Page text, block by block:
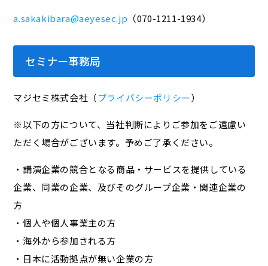
a.sakakibara@aeyesec.jp （070-1211-1934）
セミナー事務局
マジセミ株式会社（プライバシーポリシー）
※以下の方について、当社判断によりご参加をご遠慮い
ただく場合がございます。予めご了承ください。
・講演企業の競合となる商品・サービスを提供している
企業、同業の企業、及びそのグループ企業・関連企業の
方
・個人や個人事業主の方
・海外から参加される方
・日本に活動拠点が無い企業の方